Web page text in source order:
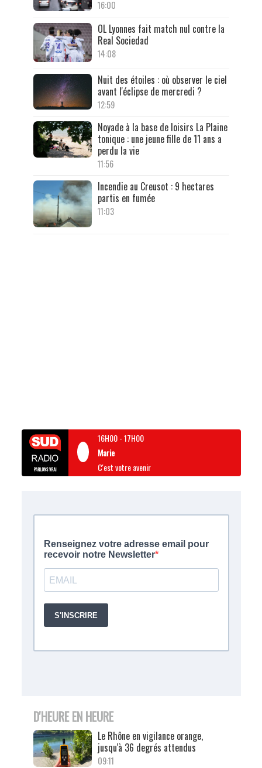
16:00
OL Lyonnes fait match nul contre la
Real Sociedad
14:08
Nuit des étoiles : où observer le ciel
avant l'éclipse de mercredi ?
12:59
Noyade à la base de loisirs La Plaine
tonique : une jeune fille de 11 ans a
perdu la vie
11:56
Incendie au Creusot : 9 hectares
partis en fumée
11:03
16H00-17H00
Marie
C'est votre avenir
D'HEURE EN HEURE
Le Rhône en vigilance orange,
jusqu'à 36 degrés attendus
09:11